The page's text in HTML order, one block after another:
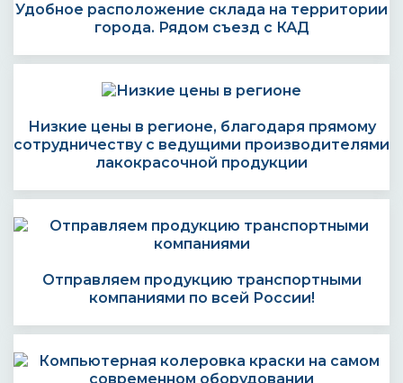
Удобное расположение склада на территории
города. Рядом съезд с КАД
Низкие цены в регионе, благодаря прямому
сотрудничеству с ведущими производителями
лакокрасочной продукции
Отправляем продукцию транспортными
компаниями по всей России!